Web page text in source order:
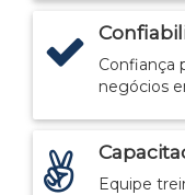
Confiança
negócios
Equipe